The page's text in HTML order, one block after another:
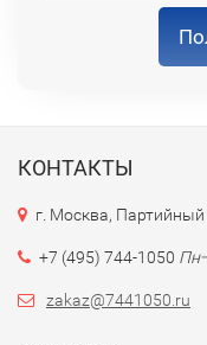
КОНТАКТЫ
г. Москва, Партийный
+7 (495) 744-1050
zakaz@7441050.ru